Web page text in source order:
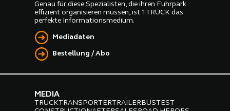
Genau für diese Spezialisten, die ihren Fuhrpark
effizient organisieren müssen, ist 1TRUCK das
perfekte Informationsmedium.
Mediadaten
Bestellung / Abo
MEDIA
TRUCKTRANSPORTERTRAILERBUSTEST